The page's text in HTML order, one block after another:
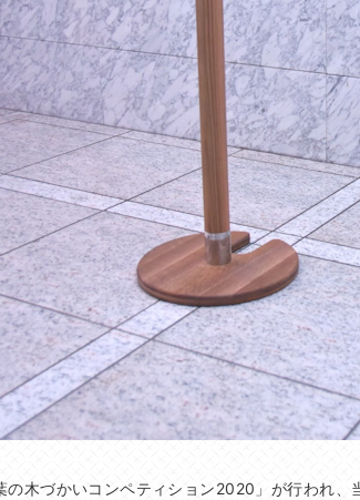
の木づかいコンペティション2020」が行われ、